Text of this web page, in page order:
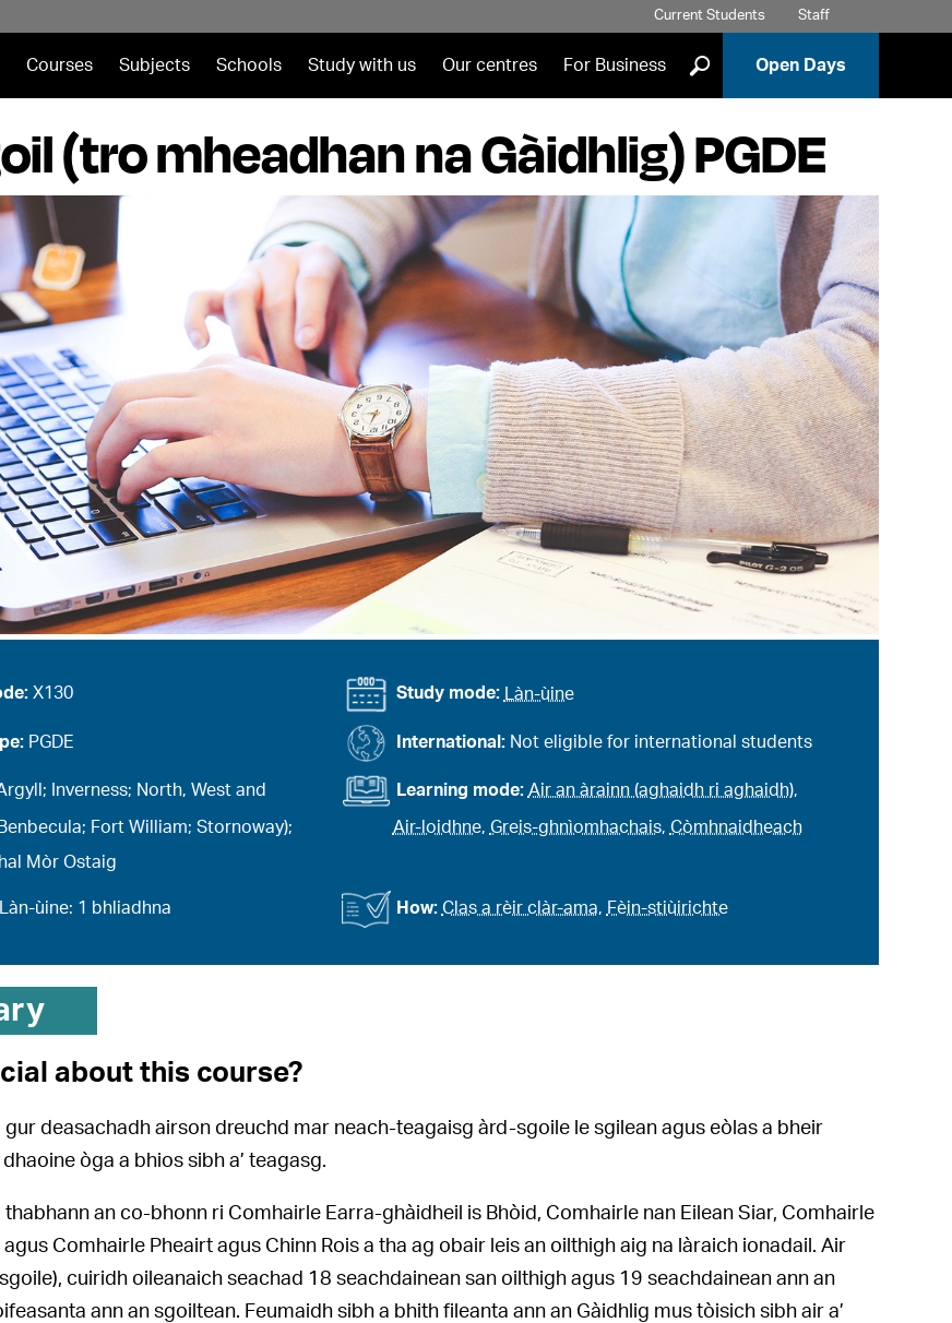
Current Students Staff
Courses Subjects Schools Study with us Our centres For Business ] Open Days
(tro mheadhan na Gàidhlig) PGDE
X130 Study mode: Làn-ùine
PGDE International: Not eligible for international students
Inverness; North, West and
Fort William; Stornoway);
Mòr Ostaig
Learning mode: Air an àrainn (aghaidh ri aghaidh),
Air-loidhne, Greis-ghnìomhachais, Còmhnaidheach
Làn-ùine: 1 bhliadhna How: Clas a rèir clàr-ama, Fèin-stiùirichte
about this course?
gur deasachadh airson dreuchd mar neach-teagaisg àrd-sgoile le sgilean agus eòlas a bheir
òga a bhios sibh a’ teagasg.
thabhann an co-bhonn ri Comhairle Earra-ghàidheil is Bhòid, Comhairle nan Eilean Siar, Comhairle
Comhairle Pheairt agus Chinn Rois a tha ag obair leis an oilthigh aig na làraich ionadail. Air
cuiridh oileanaich seachad 18 seachdainean san oilthigh agus 19 seachdainean ann an
ann an sgoiltean. Feumaidh sibh a bhith fileanta ann an Gàidhlig mus tòisich sibh air a’